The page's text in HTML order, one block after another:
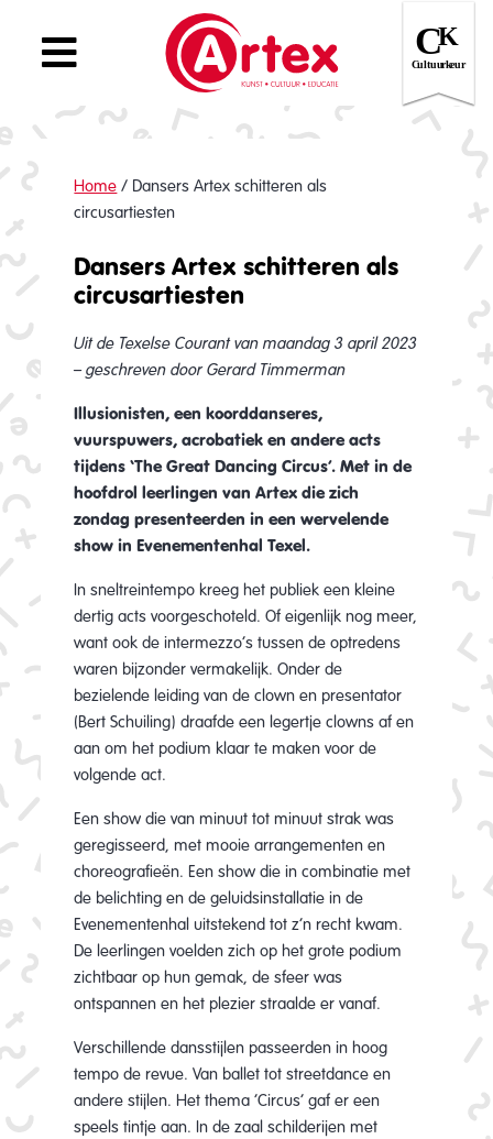
Home / Dansers Artex schitteren als
circusartiesten
Dansers Artex schitteren als
circusartiesten
Uit de Texelse Courant van maandag 3 april 2023
– geschreven door Gerard Timmerman
Illusionisten, een koorddanseres,
vuurspuwers, acrobatiek en andere acts
tijdens ‘The Great Dancing Circus’. Met in de
hoofdrol leerlingen van Artex die zich
zondag presenteerden in een wervelende
show in Evenementenhal Texel.
In sneltreintempo kreeg het publiek een kleine
dertig acts voorgeschoteld. Of eigenlijk nog meer,
want ook de intermezzo’s tussen de optredens
waren bijzonder vermakelijk. Onder de
bezielende leiding van de clown en presentator
(Bert Schuiling) draafde een legertje clowns af en
aan om het podium klaar te maken voor de
volgende act.
Een show die van minuut tot minuut strak was
geregisseerd, met mooie arrangementen en
choreografieën. Een show die in combinatie met
de belichting en de geluidsinstallatie in de
Evenementenhal uitstekend tot z’n recht kwam.
De leerlingen voelden zich op het grote podium
zichtbaar op hun gemak, de sfeer was
ontspannen en het plezier straalde er vanaf.
Verschillende dansstijlen passeerden in hoog
tempo de revue. Van ballet tot streetdance en
andere stijlen. Het thema ‘Circus’ gaf er een
speels tintje aan. In de zaal schilderijen met